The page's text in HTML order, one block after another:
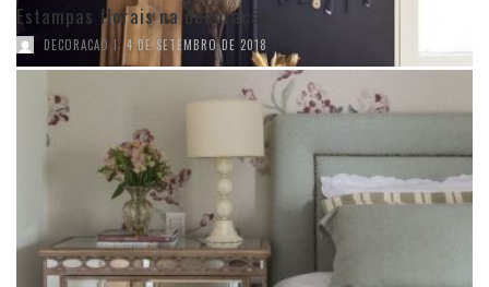
Estampas florais na decoração
DECORACAO I 4 DE SETEMBRO DE 2018